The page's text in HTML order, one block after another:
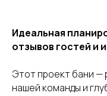
Идеальная
отзывов гостей и
Этот проект бани —
нашей команды и